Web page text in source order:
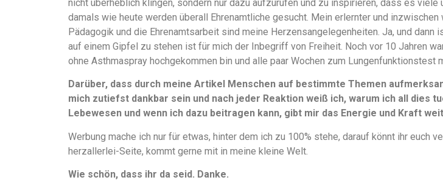
nicht überheblich klingen, sondern nur dazu aufzurufen und zu inspirieren, dass es
damals wie heute werden überall Ehrenamtliche gesucht. Mein erlernter und
Pädagogik und die Ehrenamtsarbeit sind meine Herzensangelegenheiten. Ja, und
auf einem Gipfel zu stehen ist für mich der Inbegriff von Freiheit. Noch vor 10 Jahren
ohne Asthmaspray hochgekommen bin und alle paar Wochen zum Lungenfunktionstest
Darüber, dass durch meine Artikel Menschen auf bestimmte Themen
mich zutiefst dankbar sein und nach jeder Reaktion weiß ich, warum ich all dies
Lebewesen und wenn ich dazu beitragen kann, gibt mir das Energie und Kraft
Werbung mache ich nur für etwas, hinter dem ich zu 100% stehe, darauf könnt ihr euch
herzallerlei-Seite, kommt gerne mit in meine kleine Welt.
Wie schön, dass ihr da seid. Danke.